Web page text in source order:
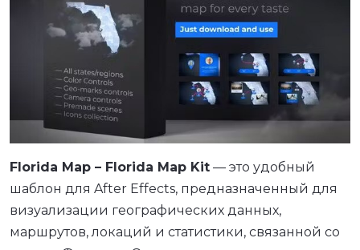
Florida Map – Florida Map Kit — это удобный
шаблон для After Effects, предназначенный для
визуализации географических данных,
маршрутов, локаций и статистики, связанной со